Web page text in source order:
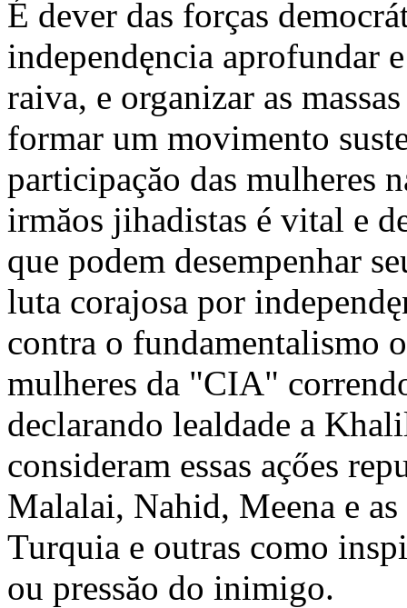
É dever das forças
independęncia aprofundar
raiva, e organizar as
formar um movimento
participaçăo das mulheres
irmăos jihadistas é vital e
que podem desempenhar
luta corajosa por
contra o fundamentalismo
mulheres da "CIA"
declarando lealdade a
consideram essas açőes
Malalai, Nahid, Meena e
Turquia e outras como
ou pressăo do inimigo.